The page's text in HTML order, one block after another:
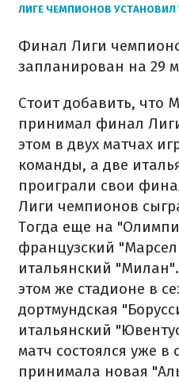
ЛИГЕ ЧЕМПИОНОВ
Финал Лиги
запланирован на 29
Стоит добавить, что
принимал финал
этом в двух матчах
команды, а две
проиграли свои
Лиги чемпионов
Тогда еще на
французский
итальянский
этом же стадионе в
дортмундская
итальянский
матч состоялся уже в
принимала новая